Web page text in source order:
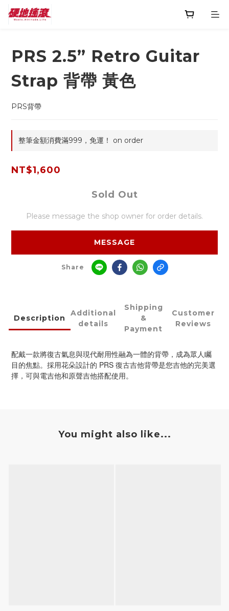
PRS 2.5” Retro Guitar
Strap 背帶 黃色
PRS背帶
整筆金額消費滿999，免運！ on order
NT$1,600
Sold Out
Please message the shop owner for order details.
MESSAGE
Share
Description
Additional
details
Shipping
&
Payment
Customer
Reviews
配戴一款將復古氣息與現代耐用性融為一體的背帶，成為眾人矚
目的焦點。採用花朵設計的 PRS 復古吉他背帶是您吉他的完美選
擇，可與電吉他和原聲吉他搭配使用。
You might also like...